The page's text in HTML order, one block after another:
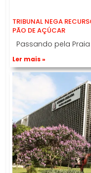
TRIBUNAL NEGA
PÃO DE AÇÚCAR
Passando pela
Ler mais »